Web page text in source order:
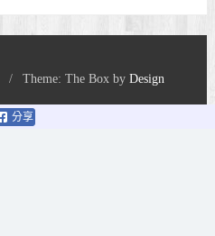
分享
/ Theme: The Box byDesign